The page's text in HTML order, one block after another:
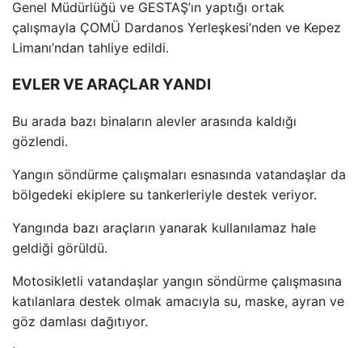
Genel Müdürlüğü ve GESTAŞ’ın yaptığı ortak
çalışmayla ÇOMÜ Dardanos Yerleşkesi’nden ve Kepez
Limanı’ndan tahliye edildi.
EVLER VE ARAÇLAR YANDI
Bu arada bazı binaların alevler arasında kaldığı
gözlendi.
Yangın söndürme çalışmaları esnasında vatandaşlar da
bölgedeki ekiplere su tankerleriyle destek veriyor.
Yangında bazı araçların yanarak kullanılamaz hale
geldiği görüldü.
Motosikletli vatandaşlar yangın söndürme çalışmasına
katılanlara destek olmak amacıyla su, maske, ayran ve
göz damlası dağıtıyor.